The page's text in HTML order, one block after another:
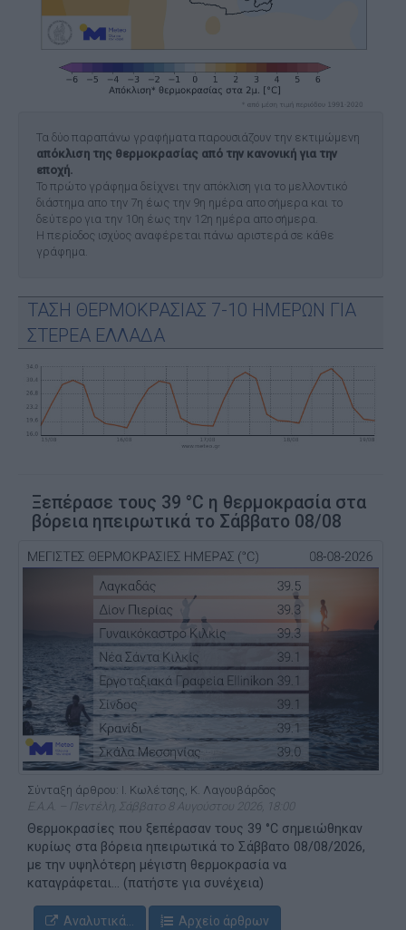
Τα δύο παραπάνω γραφήματα παρουσιάζουν την εκτιμώμενη
απόκλιση της θερμοκρασίας από την κανονική για την
εποχή.
Το πρώτο γράφημα δείχνει την απόκλιση για το μελλοντικό
διάστημα απο την 7η έως την 9η ημέρα απο σήμερα και το
δεύτερο για την 10η έως την 12η ημέρα απο σήμερα.
Η περίοδος ισχύος αναφέρεται πάνω αριστερά σε κάθε
γράφημα.
ΤΑΣΗ ΘΕΡΜΟΚΡΑΣΙΑΣ 7-10 ΗΜΕΡΩΝ ΓΙΑ
ΣΤΕΡΕΑ ΕΛΛΑΔΑ
Ξεπέρασε τους 39 °C η θερμοκρασία στα
βόρεια ηπειρωτικά το Σάββατο 08/08
Σύνταξη άρθρου: Ι. Κωλέτσης, Κ. Λαγουβάρδος
Ε.Α.Α. – Πεντέλη, Σάββατο 8 Αυγούστου 2026, 18:00
Θερμοκρασίες που ξεπέρασαν τους 39 °C σημειώθηκαν
κυρίως στα βόρεια ηπειρωτικά το Σάββατο 08/08/2026,
με την υψηλότερη μέγιστη θερμοκρασία να
καταγράφεται... (πατήστε για συνέχεια)
Αναλυτικά... Αρχείο άρθρων